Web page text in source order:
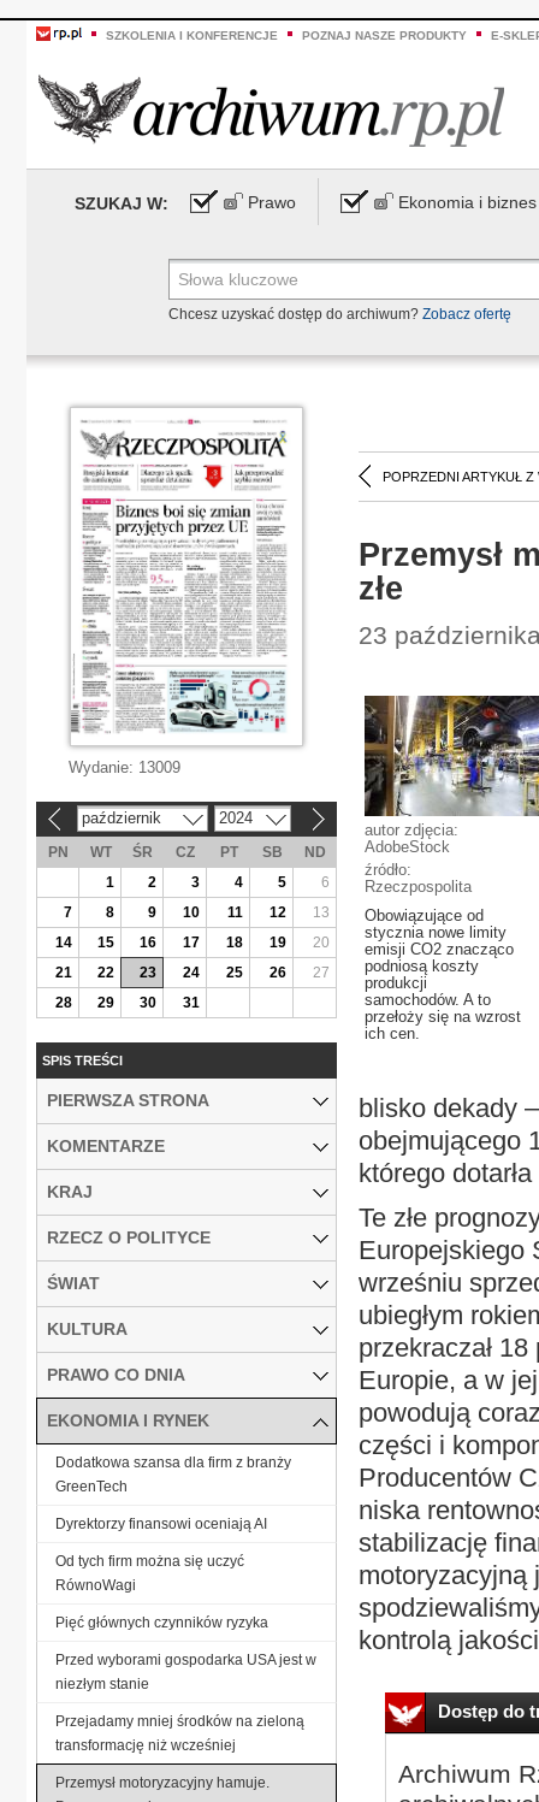
SZKOLENIA I KONFERENCJE POZNAJ NASZE PRODUKTY E-
SZUKAJ W: Prawo Ekonomia i biznes
Chcesz uzyskać dostęp do archiwum? Zobacz ofertę
POPRZEDNI ARTYKUŁ Z
Przemysł
złe
23
autor zdjęcia:
AdobeStock
źródło:
Rzeczpospolita
Obowiązujące od
stycznia nowe limity
emisji CO2 znacząco
podniosą koszty
produkcji
samochodów. A to
przełoży się na wzrost
ich cen.
blisko dekady
obejmującego
którego
Te złe
Europejskiego
wrześniu
ubiegłym
przekraczał
Europie, a w
powodują
części i
Producentów
niska
stabilizację
motoryzacyjną
kontrolą
Dostęp do
Archiwum
Wydanie: 13009
październik 2024
PN WT ŚR CZ PT SB
ND
1
2 3 4 5
6
7
8 9 10 11 12
13
14
15 16 17 18 19
20
21
22 23 24 25 26
27
28
29 30 31
SPIS TREŚCI
PIERWSZA STRONA
KOMENTARZE
KRAJ
RZECZ O POLITYCE
ŚWIAT
KULTURA
PRAWO CO DNIA
EKONOMIA I RYNEK
Dodatkowa szansa dla firm z branży
GreenTech
Dyrektorzy finansowi oceniają AI
Od tych firm można się uczyć
RównoWagi
Pięć głównych czynników ryzyka
Przed wyborami gospodarka USA jest w
niezłym stanie
Przejadamy mniej środków na zieloną
transformację niż wcześniej
Przemysł motoryzacyjny hamuje.